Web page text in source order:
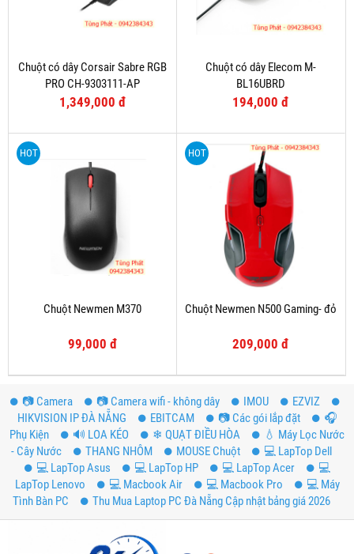
Chuột có dây Corsair Sabre RGB
PRO CH-9303111-AP
1,349,000 đ
Chuột có dây Elecom M-
BL16UBRD
194,000 đ
HOT
Chuột Newmen M370
99,000 đ
HOT
Chuột Newmen N500 Gaming- đỏ
209,000 đ
📷 Camera 📷 Camera wifi - không dây IMOU
EZVIZ
HIKVISION IP ĐÀ NẴNG
EBITCAM 📷 Các gói lắp đặt
️🎧
Phụ Kiện
🔊 LOA KÉO ❄ QUẠT ĐIỀU HÒA
💧 Máy Lọc Nước
- Cây Nước
THANG NHÔM MOUSE Chuột
💻 LapTop Dell
💻 LapTop Asus
💻 LapTop HP 💻 LapTop Acer
💻
LapTop Lenovo
💻 Macbook Air 💻 Macbook Pro
💻 Máy
Tình Bàn PC
Thu Mua Laptop PC Đà Nẵng Cập nhật bảng giá 2026